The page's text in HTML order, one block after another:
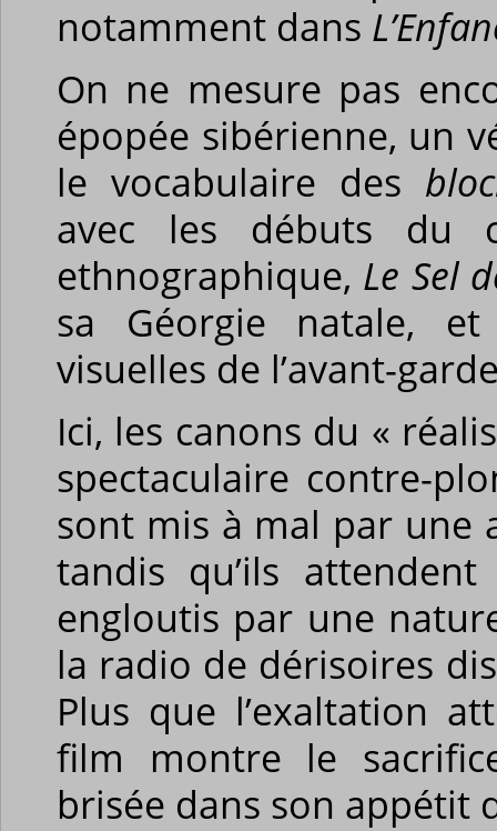
notamment dans
On ne mesure pas
épopée sibérienne, un
le vocabulaire des
avec les débuts du
ethnographique, Le Sel
sa Géorgie natale,
visuelles de l’avant-
Ici, les canons du «
spectaculaire contre-
sont mis à mal par une
tandis qu’ils
engloutis par une
la radio de dérisoires
Plus que l’exaltation
film montre le
brisée dans son appétit